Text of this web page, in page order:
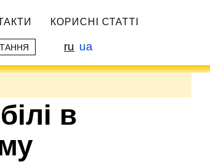
КОРИСНІ СТАТТІ
ru ua
в